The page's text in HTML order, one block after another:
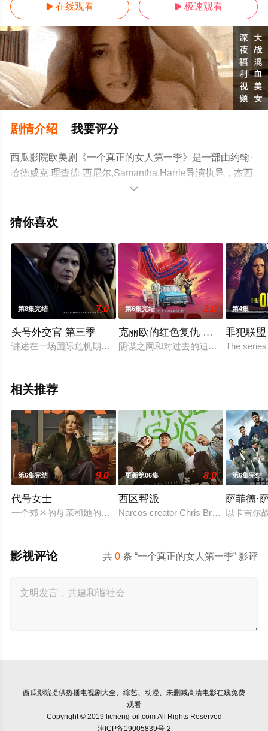
 在线观看  极速观看
剧情介绍 我要评分
西瓜影院欧美剧《一个真正的女人第一季》是一部由约翰·
哈德威克,理查德·西尼尔,Samantha,Harrie导演执导，杰西
卡·雷诺兹,布兰达·布莱斯,乔·乔伊纳,Keith,Lomas,,埃米特·J·
勒,兰尼·拉什,伊万·霍罗克斯,Niall,Wright,罗伯特·威尔福等
整版电视剧全集就上西瓜影视，热播电视剧提前免费观
看，更多剧情信息可移步至豆瓣电视剧、电视猫或剧情网
等平台了解。

猜你喜欢
第8集完结 7.0
头号外交官 第三季
讲述在一场国际危机期间，这名美国外交官既要应对身为驻英
第6集完结 2.0
克丽欧的红色复仇 第二季
阴谋之网和对过去的追寻塑造了Kleo
第4集
罪犯联
The
相关推荐
第6集完结 9.0
代号女士
一个郊区的母亲和她的高中朋友阴谋吓唬她不忠的丈夫直，但
更新第06集 8.0
西区帮派
Narcos creator Chris Brancato is
第6集完结
萨菲德·
以卡吉尔
共0 条 “一个真正的女人第一季” 影评
影视评论
西瓜影院提供热播电视剧大全、综艺、动漫、未删减高清电影在线免费
观看
Copyright © 2019 licheng-oil.com All Rights Reserved
津ICP备19005839号-2